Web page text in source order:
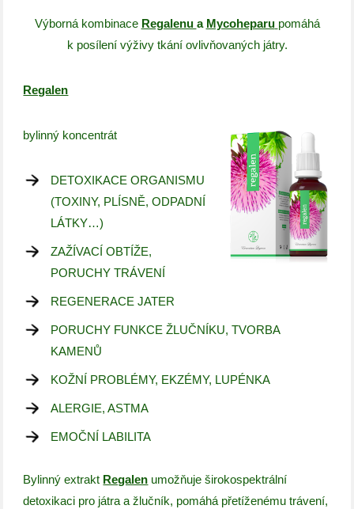
Výborná kombinace Regalenu a Mycoheparu pomáhá
k posílení výživy tkání ovlivňovaných játry.
Regalen
bylinný koncentrát
DETOXIKACE ORGANISMU
(TOXINY, PLÍSNĚ, ODPADNÍ
LÁTKY…)
ZAŽÍVACÍ OBTÍŽE,
PORUCHY TRÁVENÍ
REGENERACE JATER
PORUCHY FUNKCE ŽLUČNÍKU, TVORBA
KAMENŮ
KOŽNÍ PROBLÉMY, EKZÉMY, LUPÉNKA
ALERGIE, ASTMA
EMOČNÍ LABILITA
Bylinný extrakt Regalen umožňuje širokospektrální
detoxikaci pro játra a žlučník, pomáhá přetíženému trávení,